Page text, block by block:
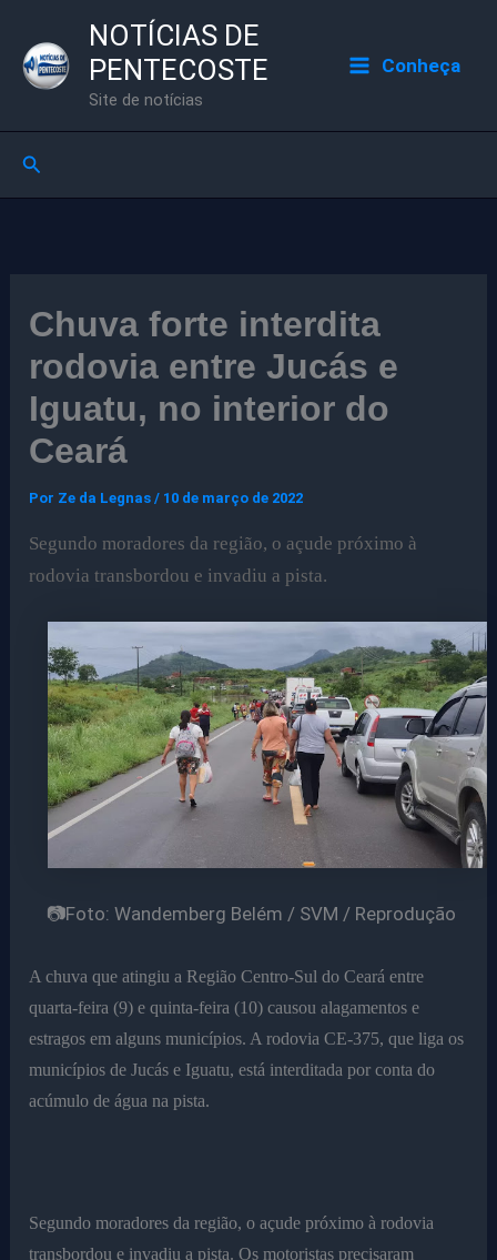
para
NOTÍCIAS DE
PENTECOSTE
Site de notícias
Conheça
Pesquisar
Chuva forte interdita
rodovia entre Jucás e
Iguatu, no interior do
Ceará
Por Ze da Legnas/ 10 de março de 2022
Segundo moradores da região, o açude próximo à
rodovia transbordou e invadiu a pista.
📷Foto: Wandemberg Belém / SVM / Reprodução
A chuva que atingiu a Região Centro-Sul do Ceará entre
quarta-feira (9) e quinta-feira (10) causou alagamentos e
estragos em alguns municípios. A rodovia CE-375, que liga os
municípios de Jucás e Iguatu, está interditada por conta do
acúmulo de água na pista.
Segundo moradores da região, o açude próximo à rodovia
transbordou e invadiu a pista. Os motoristas precisaram